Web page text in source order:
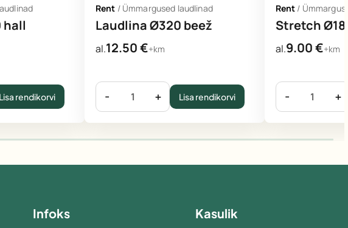
hall
Lisa rendikorvi
Rent / Ümmargused laudlinad
Laudlina Ø320 beež
al.12.50€+km
- + Lisa rendikorvi
Rent /
Stretch
al.9.00€+km
- +
Infoks Kasulik